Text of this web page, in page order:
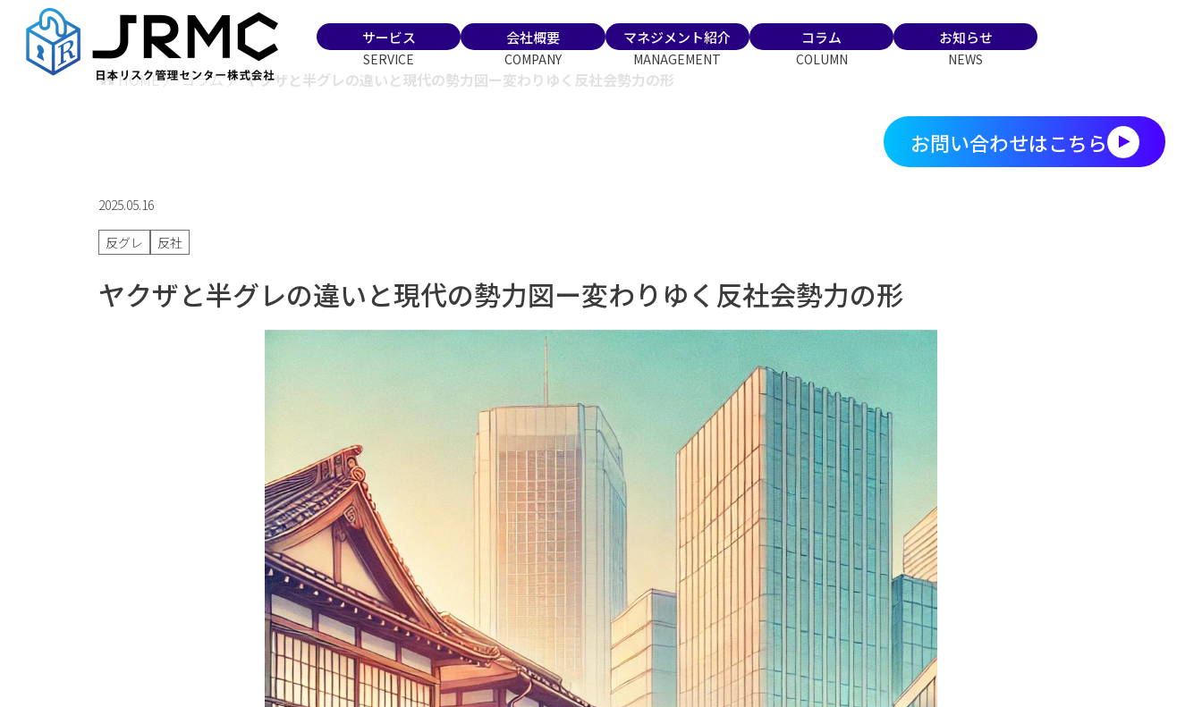
サービス
SERVICE
会社概要
COMPANY
マネジメント紹介
MANAGEMENT
コラム
COLUMN
お知らせ
NEWS
お問い合わせはこちら
HOME〉コラム〉ヤクザと半グレの違いと現代の勢力図ー変わりゆく反社会勢力の形
2025.05.16
反グレ 反社
ヤクザと半グレの違いと現代の勢力図ー変わりゆく反社会勢力の形